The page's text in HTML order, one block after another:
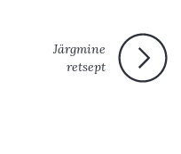
Järgmine
retsept